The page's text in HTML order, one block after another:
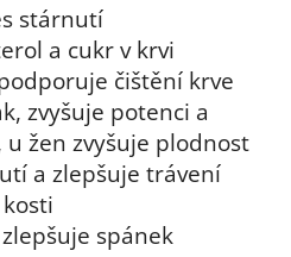
stárnutí
a cukr v krvi
čištění krve
zvyšuje potenci a
žen zvyšuje plodnost
a zlepšuje trávení
spánek